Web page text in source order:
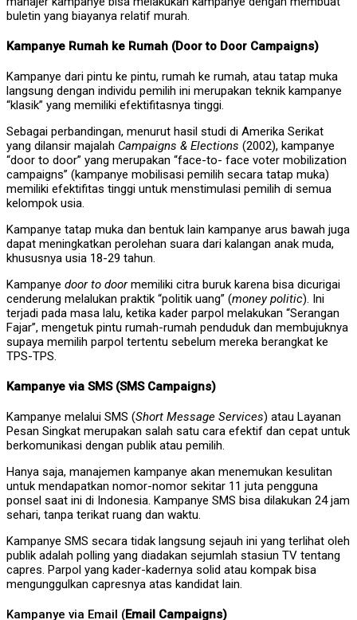
buletin yang biayanya relatif murah.
Kampanye Rumah ke Rumah (Door to Door Campaigns)
Kampanye dari pintu ke pintu, rumah ke rumah, atau tatap muka
langsung dengan individu pemilih ini merupakan teknik kampanye
“klasik” yang memiliki efektifitasnya tinggi.
Sebagai perbandingan, menurut hasil studi di Amerika Serikat
yang dilansir majalah Campaigns & Elections (2002), kampanye
“door to door” yang merupakan “face-to- face voter mobilization
campaigns” (kampanye mobilisasi pemilih secara tatap muka)
memiliki efektifitas tinggi untuk menstimulasi pemilih di semua
kelompok usia.
Kampanye tatap muka dan bentuk lain kampanye arus bawah juga
dapat meningkatkan perolehan suara dari kalangan anak muda,
khususnya usia 18-29 tahun.
Kampanye door to doormemiliki citra buruk karena bisa dicurigai
cenderung melalukan praktik “politik uang” (money politic). Ini
terjadi pada masa lalu, ketika kader parpol melakukan “Serangan
Fajar”, mengetuk pintu rumah-rumah penduduk dan membujuknya
supaya memilih parpol tertentu sebelum mereka berangkat ke
TPS-TPS.
Kampanye via SMS (SMS Campaigns)
Kampanye melalui SMS (Short Message Services) atau Layanan
Pesan Singkat merupakan salah satu cara efektif dan cepat untuk
berkomunikasi dengan publik atau pemilih.
Hanya saja, manajemen kampanye akan menemukan kesulitan
untuk mendapatkan nomor-nomor sekitar 11 juta pengguna
ponsel saat ini di Indonesia. Kampanye SMS bisa dilakukan 24 jam
sehari, tanpa terikat ruang dan waktu.
Kampanye SMS secara tidak langsung sejauh ini yang terlihat oleh
publik adalah polling yang diadakan sejumlah stasiun TV tentang
capres. Parpol yang kader-kadernya solid atau kompak bisa
mengunggulkan capresnya atas kandidat lain.
Kampanye via Email (Email Campaigns)